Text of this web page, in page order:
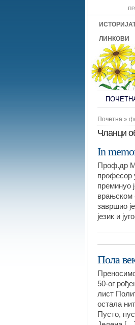
ЛИНКОВИ
Почетна »
Чланци
In
Проф.др
професор
преминуо
врањском
завршио
језик и
Пола
50-ог
лист
остала
Пусто,